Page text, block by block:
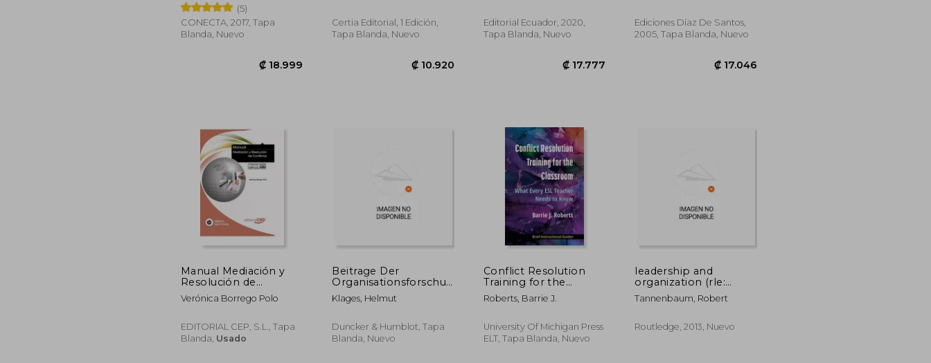
(5)
CONECTA, 2017, Tapa
Blanda, Nuevo
Certia Editorial, 1 Edición,
Tapa Blanda, Nuevo
Editorial Ecuador, 2020,
Tapa Blanda, Nuevo
Ediciones Díaz De Santos,
2005, Tapa Blanda, Nuevo
Manual Mediación y
Resolución de
conflictos. Formación
para el Empleo
Verónica Borrego Polo
EDITORIAL CEP, S.L., Tapa
Blanda, Usado
Beitrage Der
Organisationsforschung
Zur Analyse
Industrieller
Contributions of
Organizational Studies
Klages, Helmut
Duncker & Humblot, Tapa
Blanda, Nuevo
Conflict Resolution
Training for the
Classroom: What
Every ESL Teacher
Inglés)
Roberts, Barrie J.
University Of Michigan Press
ELT, Tapa Blanda, Nuevo
leadership and
organization (rle:
organizations): a
behavioural science
Tannenbaum, Robert
Routledge, 2013, Nuevo